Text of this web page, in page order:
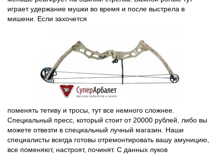
играет удержание мушки во время и после выстрела в
мишени. Если захочется
поменять тетиву и тросы, тут все немного сложнее.
Специальный пресс, который стоит от 20000 рублей, либо вы
можете отвезти в специальный лучный магазин. Наши
специалисты всегда готовы отремонтировать вашу амуницию,
все поменяют, настроят, починят. С данных луков